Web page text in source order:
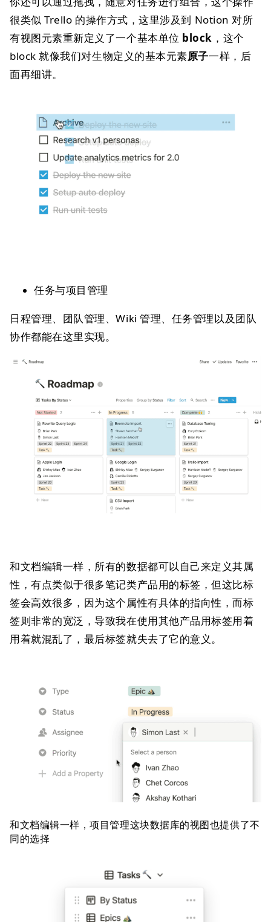
很类似 Trello 的操作方式，这里涉及到 Notion 对所
有视图元素重新定义了一个基本单位 block ，这个
block 就像我们对生物定义的基本元素原子一样，后
面再细讲。
任务与项目管理
日程管理、团队管理、Wiki 管理、任务管理以及团队
协作都能在这里实现。
和文档编辑一样，所有的数据都可以自己来定义其属
性，有点类似于很多笔记类产品用的标签，但这比标
签会高效很多，因为这个属性有具体的指向性，而标
签则非常的宽泛，导致我在使用其他产品用标签用着
用着就混乱了，最后标签就失去了它的意义。
和文档编辑一样，项目管理这块数据库的视图也提供了不
同的选择